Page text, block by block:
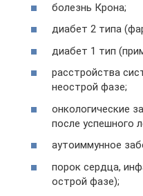
болезнь Крона;
диабет 2 типа
диабет 1 тип
расстройства
неострой фазе;
онкологические
после успешного
аутоиммунное
порок сердца,
острой фазе);